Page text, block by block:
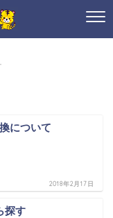
について
2018年2月17日
探す